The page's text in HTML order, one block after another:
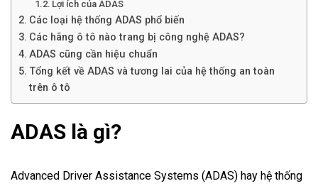
Lợi ích của ADAS
Các loại hệ thống ADAS phổ biến
Các hãng ô tô nào trang bị công nghệ ADAS?
ADAS cũng cần hiệu chuẩn
Tổng kết về ADAS và tương lai của hệ thống an toàn
trên ô tô
ADAS là gì?
Advanced Driver Assistance Systems (ADAS) hay hệ thống